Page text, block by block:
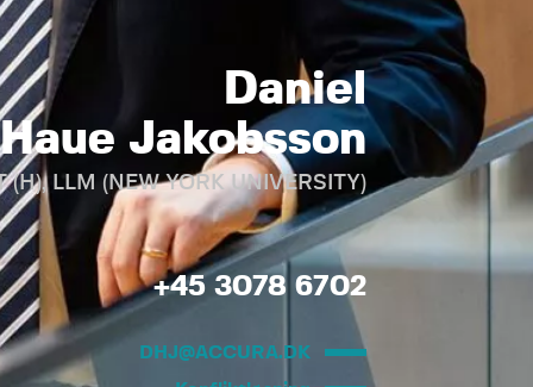
Daniel
Haue Jakobsson
(H), LLM (NEW YORK UNIVERSITY)
+45 3078 6702
DHJ@ACCURA.DK